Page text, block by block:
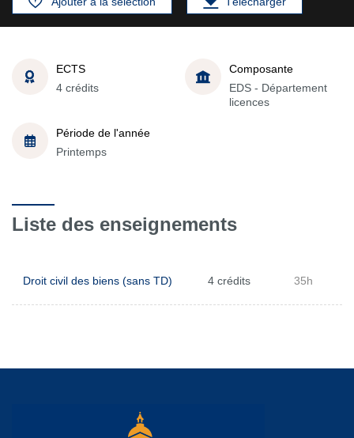
ECTS
4 crédits
Composante
EDS - Département
licences
Période de l'année
Printemps
Liste des enseignements
Droit civil des biens (sans TD) 4 crédits 35h